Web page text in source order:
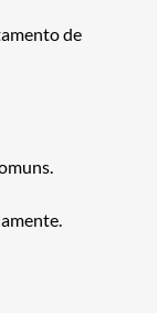
de